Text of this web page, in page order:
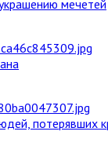
мечетей
потерявших